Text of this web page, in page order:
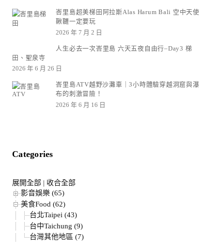
峇里島超美梯田阿拉斯Alas Harum Bali 空中天使
鞦韆一定要玩
2026 年 7 月 2 日
人生必去一次峇里島 六天五夜自由行–Day3 梯
田、聖泉寺
2026 年 6 月 26 日
峇里島ATV越野沙灘車｜3小時體驗穿越洞窟與瀑
布的刺激冒險！
2026 年 6 月 16 日
Categories
展開全部 | 收合全部
影音娛樂 (65)
美食Food (62)
台北Taipei (43)
台中Taichung (9)
台灣其他地區 (7)